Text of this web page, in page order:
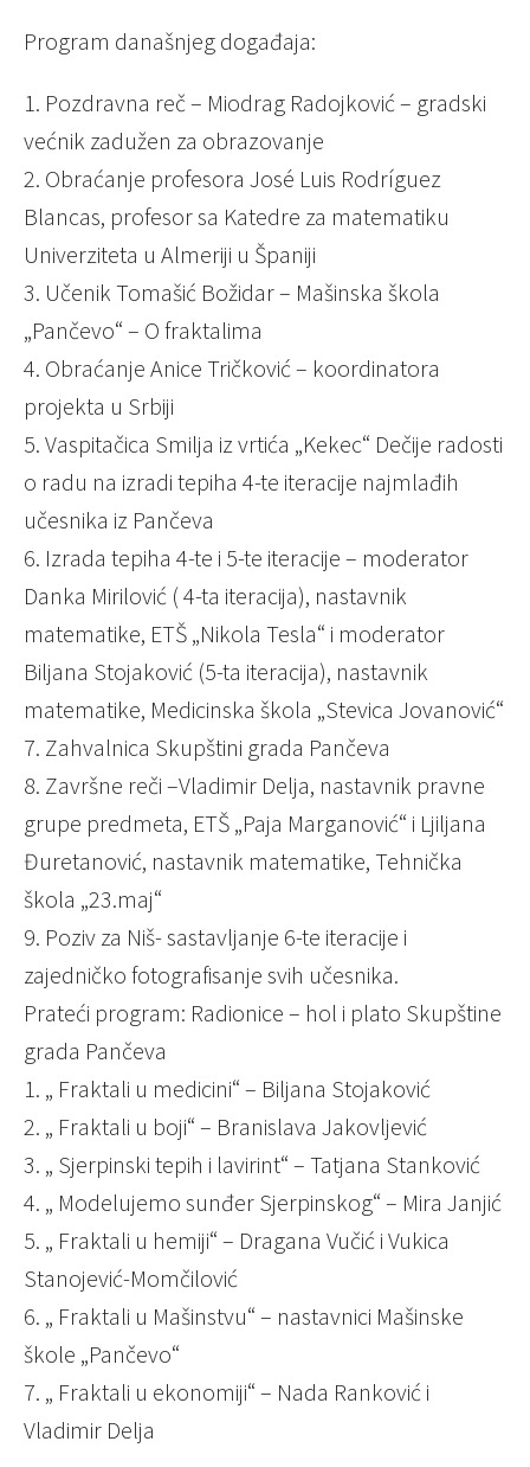
Program današnjeg događaja:
1. Pozdravna reč – Miodrag Radojković – gradski
većnik zadužen za obrazovanje
2. Obraćanje profesora José Luis Rodríguez
Blancas, profesor sa Katedre za matematiku
Univerziteta u Almeriji u Španiji
3. Učenik Tomašić Božidar – Mašinska škola
„Pančevo“ – O fraktalima
4. Obraćanje Anice Tričković – koordinatora
projekta u Srbiji
5. Vaspitačica Smilja iz vrtića „Kekec“ Dečije radosti
o radu na izradi tepiha 4-te iteracije najmlađih
učesnika iz Pančeva
6. Izrada tepiha 4-te i 5-te iteracije – moderator
Danka Mirilović ( 4-ta iteracija), nastavnik
matematike, ETŠ „Nikola Tesla“ i moderator
Biljana Stojaković (5-ta iteracija), nastavnik
matematike, Medicinska škola „Stevica Jovanović“
7. Zahvalnica Skupštini grada Pančeva
8. Završne reči –Vladimir Delja, nastavnik pravne
grupe predmeta, ETŠ „Paja Marganović“ i Ljiljana
Đuretanović, nastavnik matematike, Tehnička
škola „23.maj“
9. Poziv za Niš- sastavljanje 6-te iteracije i
zajedničko fotografisanje svih učesnika.
Prateći program: Radionice – hol i plato Skupštine
grada Pančeva
1. „ Fraktali u medicini“ – Biljana Stojaković
2. „ Fraktali u boji“ – Branislava Jakovljević
3. „ Sjerpinski tepih i lavirint“ – Tatjana Stanković
4. „ Modelujemo sunđer Sjerpinskog“ – Mira Janjić
5. „ Fraktali u hemiji“ – Dragana Vučić i Vukica
Stanojević-Momčilović
6. „ Fraktali u Mašinstvu“ – nastavnici Mašinske
škole „Pančevo“
7. „ Fraktali u ekonomiji“ – Nada Ranković i
Vladimir Delja